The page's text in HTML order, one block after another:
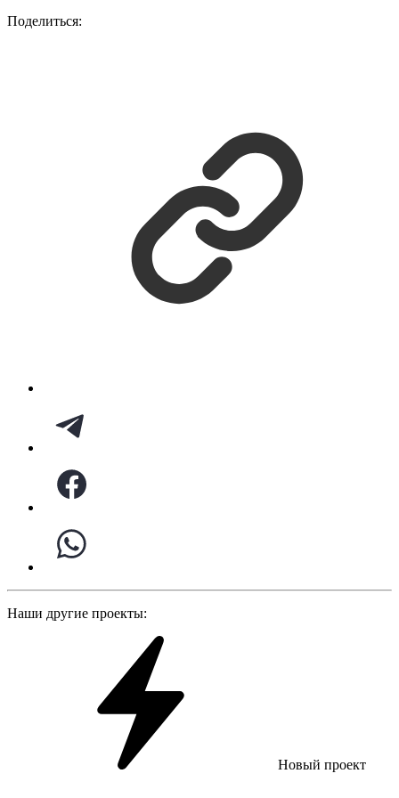
Поделиться:
Наши другие проекты:
Новый проект